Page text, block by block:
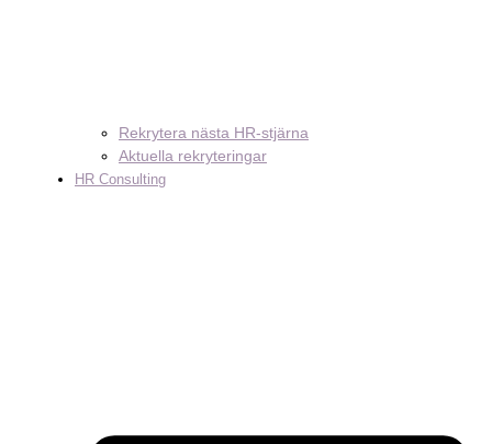
Rekrytera nästa HR-stjärna
Aktuella rekryteringar
HR Consulting